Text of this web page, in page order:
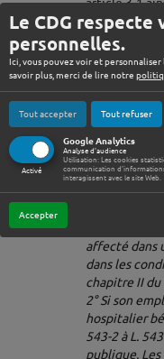
Le CDG respecte
personnelles.
Ici, vous pouvez voir et
savoir plus, merci de lire notre
Tout accepter Tout refuser
Google Analytics
Activé
Analyse d'audience
Utilisation: Les cookies
communication
interagissent avec le site Web.
Accepter
article 3-1
« Au cours
du congé de
reste affecté
Toutefois :
1° Si son
application
code général
de l’Etat ou
dispositions
de ce code,
affecté dans
dans les
chapitre II
2° Si son
hospitalier
543-2 à L.
publique.